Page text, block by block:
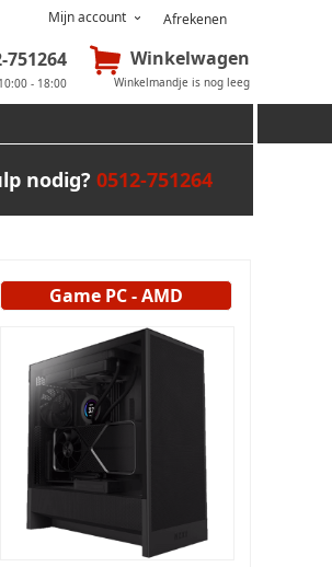
Mijn account Afrekenen
751264
- 18:00
Winkelwagen
Winkelmandje is nog leeg
nodig? 0512-751264
Game PC - AMD